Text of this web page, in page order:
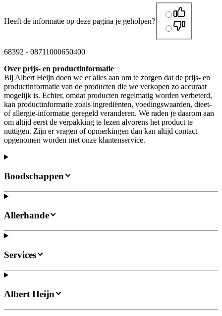
Heeft de informatie op deze pagina je geholpen?
68392 - 08711000650400
Over prijs- en productinformatie
Bij Albert Heijn doen we er alles aan om te zorgen dat de prijs- en
productinformatie van de producten die we verkopen zo accuraat
mogelijk is. Echter, omdat producten regelmatig worden verbeterd,
kan productinformatie zoals ingrediënten, voedingswaarden, dieet-
of allergie-informatie geregeld veranderen. We raden je daarom aan
om altijd eerst de verpakking te lezen alvorens het product te
nuttigen. Zijn er vragen of opmerkingen dan kan altijd contact
opgenomen worden met onze klantenservice.
Boodschappen
Allerhande
Services
Albert Heijn